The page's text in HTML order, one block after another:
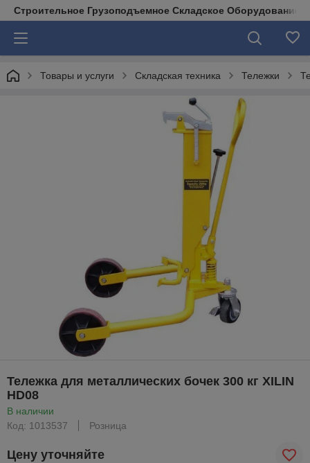
Строительное Грузоподъемное Складское Оборудование
Товары и услуги Складская техника Тележки
Тележка для металлических бочек 300 кг XILIN
HD08
В наличии
Код: 1013537
Розница
Цену уточняйте